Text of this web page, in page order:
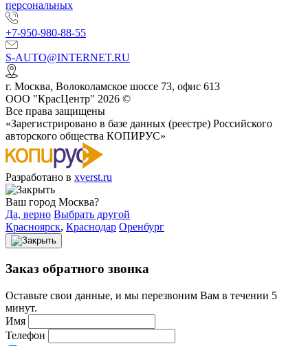
персональных
+7-950-980-88-55
S-AUTO@INTERNET.RU
г. Москва, Волоколамское шоссе 73, офис 613
ООО "КрасЦентр" 2026 ©
Все права защищены
«Зарегистрировано в базе данных (реестре) Российского
авторского общества КОПИРУС»
Разработано в xverst.ru
Ваш город Москва?
Да, верно Выбрать другой
Красноярск, Краснодар Оренбург
Заказ обратного звонка
Оставьте свои данные, и мы перезвоним Вам в течении 5
минут.
Имя
Телефон